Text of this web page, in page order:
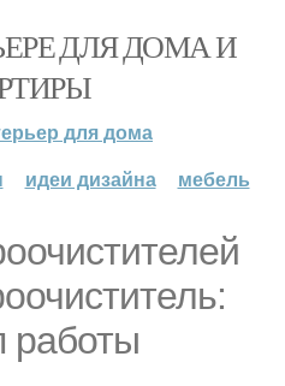
ДЛЯ ДОМА И
для дома
идеи дизайна мебель
работы